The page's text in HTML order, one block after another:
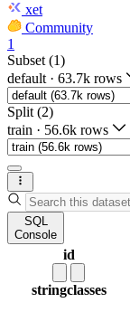
xet
Community
1
Subset (1)
default · 63.7k rows
Split (2)
train · 56.6k rows
SQL
Console
id
stringclasses